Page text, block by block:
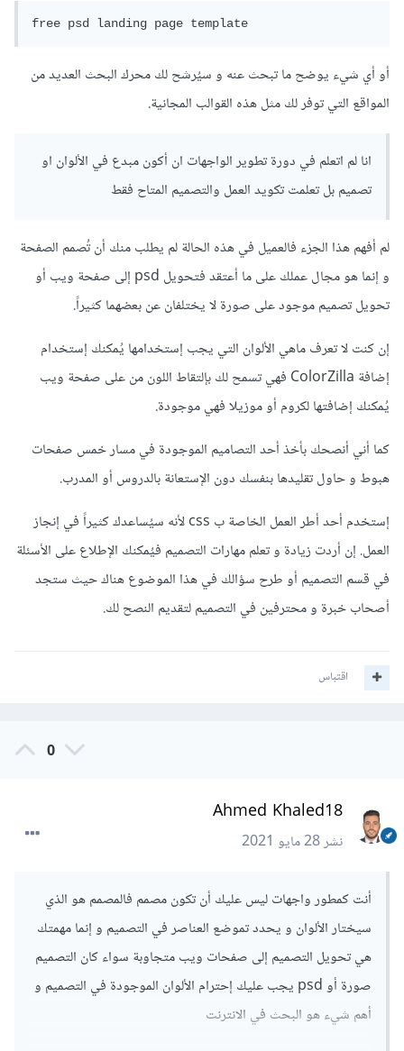
free psd landing page template
أو أي شيء يوضح ما تبحث عنه و سيُرشح لك محرك البحث العديد من
المواقع التي توفر لك مثل هذه القوالب المجانية.
انا لم اتعلم في دورة تطوير الواجهات ان أكون مبدع في الألوان او
تصميم بل تعلمت تكويد العمل والتصميم المتاح فقط
لم أفهم هذا الجزء فالعميل في هذه الحالة لم يطلب منك أن تُصمم الصفحة
و إنما هو مجال عملك على ما أعتقد فتحويل psd إلى صفحة ويب أو
تحويل تصميم موجود على صورة لا يختلفان عن بعضهما كثيراً.
إن كنت لا تعرف ماهي الألوان التي يجب إستخدامها يُمكنك إستخدام
إضافة ColorZilla فهي تسمح لك بإلتقاط اللون من على صفحة ويب
يُمكنك إضافتها لكروم أو موزيلا فهي موجودة.
كما أني أنصحك بأخذ أحد التصاميم الموجودة في مسار خمس صفحات
هبوط و حاول تقليدها بنفسك دون الإستعانة بالدروس أو المدرب.
إستخدم أحد أطر العمل الخاصة ب css لأنه سيُساعدك كثيراً في إنجاز
العمل. إن أردت زيادة و تعلم مهارات التصميم فيُمكنك الإطلاع على الأسئلة
في قسم التصميم أو طرح سؤالك في هذا الموضوع هناك حيث ستجد
أصحاب خبرة و محترفين في التصميم لتقديم النصح لك.
اقتباس
0
Ahmed Khaled18
نشر28 مايو 2021
أنت كمطور واجهات ليس عليك أن تكون مصمم فالمصمم هو الذي
سيختار الألوان و يحدد تموضع العناصر في التصميم و إنما مهمتك
هي تحويل التصميم إلى صفحات ويب متجاوبة سواء كان التصميم
صورة أو psd يجب عليك إحترام الألوان الموجودة في التصميم و
أهم شيء هو البحث في الانترنت